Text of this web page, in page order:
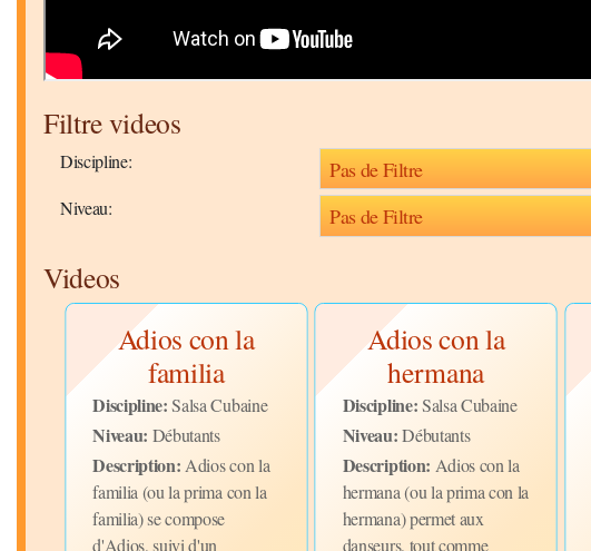
Filtre videos
Discipline:
Niveau:
Videos
Adios con la
familia
Discipline:Salsa Cubaine
Niveau: Débutants
Description: Adios con la
familia (ou la prima con la
familia) se compose
d'Adios, suivi d'un
Adios con la
hermana
Discipline:Salsa Cubaine
Niveau:Débutants
Description: Adios con la
hermana (ou la prima con la
hermana) permet aux
danseurs, tout comme